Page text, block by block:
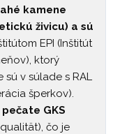
kamene
živicu) a sú
EPI (Inštitút
ktorý
v súlade s RAL
šperkov).
pečate GKS
čo je